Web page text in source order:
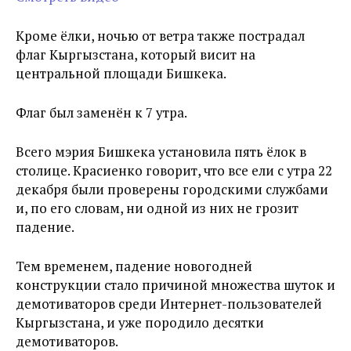
Кроме ёлки, ночью от ветра также пострадал
флаг Кыргызстана, который висит на
центральной площади Бишкека.
Флаг был заменён к 7 утра.
Всего мэрия Бишкека установила пять ёлок в
столице. Красиенко говорит, что все ели с утра 22
декабря были проверены городскими службами
и, по его словам, ни одной из них не грозит
падение.
Тем временем, падение новогодней
конструкции стало причиной множества шуток и
демотиваторов среди Интернет-пользователей
Кыргызстана, и уже породило десятки
демотиваторов.